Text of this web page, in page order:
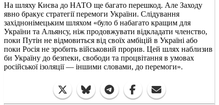
На шляху Києва до НАТО ще багато перешкод. Але Заходу
явно бракує стратегії перемоги України. Слідування
західнонімецьким шляхом «було б набагато кращим для
України та Альянсу, ніж продовжувати відкладати членство,
поки Путін не відмовиться від своїх амбіцій в Україні або
поки Росія не зробить військовий прорив. Цей шлях наблизив
би Україну до безпеки, свободи та процвітання в умовах
російської ізоляції — іншими словами, до перемоги».